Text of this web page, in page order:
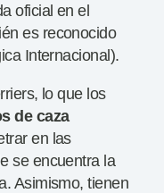
oficial en el
es reconocido
Internacional).
lo que los
de caza
en las
se encuentra la
Asimismo, tienen